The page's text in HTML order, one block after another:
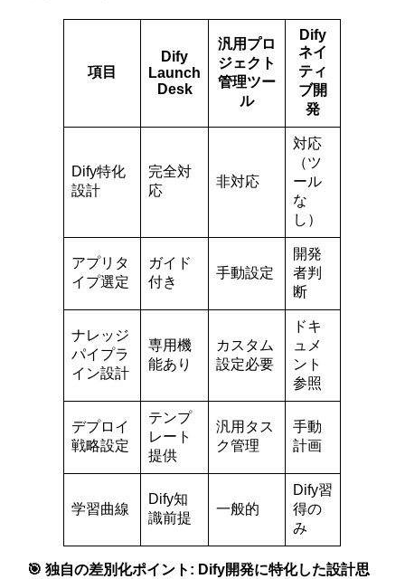
項目
Dify
Launch
Desk
汎用プロ
ジェクト
管理ツー
ル
Dify
ネイ
ティ
ブ開
発
Dify特化
設計
完全対
応
非対応
対応
（ツ
ール
な
し）
アプリタ
イプ選定
ガイド
付き
手動設定
開発
者判
断
ナレッジ
パイプラ
イン設計
専用機
能あり
カスタム
設定必要
ドキ
ュメ
ント
参照
デプロイ
戦略設定
テンプ
レート
提供
汎用タス
ク管理
手動
計画
学習曲線
Dify知
識前提
一般的
Dify習
得の
み
🎯 独自の差別化ポイント: Dify開発に特化した設計思